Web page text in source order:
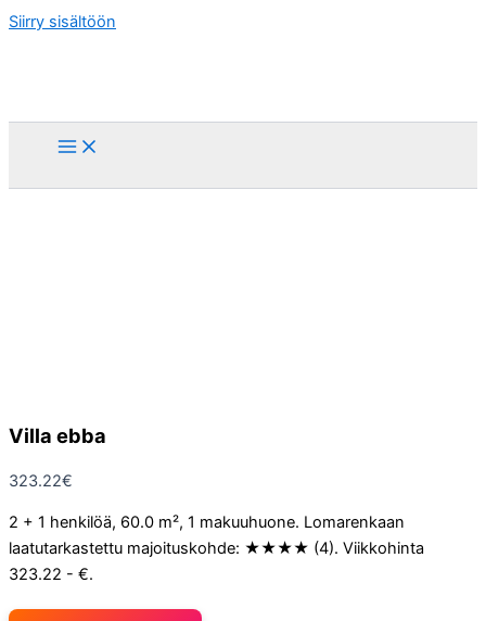
Siirry sisältöön
Villa ebba
323.22€
2 + 1 henkilöä, 60.0 m², 1 makuuhuone. Lomarenkaan
laatutarkastettu majoituskohde: ★★★★ (4). Viikkohinta
323.22 - €.